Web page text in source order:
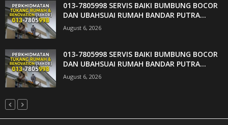
013-7805998 SERVIS BAIKI BUMBUNG BOCOR
DAN UBAHSUAI RUMAH BANDAR PUTRA...
August 6, 2026
013-7805998 SERVIS BAIKI BUMBUNG BOCOR
DAN UBAHSUAI RUMAH BANDAR PUTRA...
August 6, 2026